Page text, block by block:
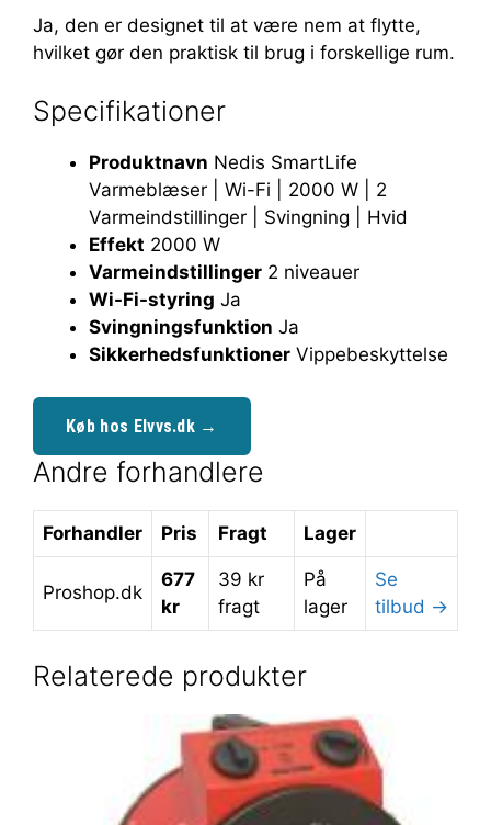
Ja, den er designet til at være nem at flytte,
hvilket gør den praktisk til brug i forskellige rum.
Specifikationer
Produktnavn Nedis SmartLife
Varmeblæser | Wi-Fi | 2000 W | 2
Varmeindstillinger | Svingning | Hvid
Effekt 2000 W
Varmeindstillinger 2 niveauer
Wi-Fi-styring Ja
Svingningsfunktion Ja
Sikkerhedsfunktioner Vippebeskyttelse
Køb hos Elvvs.dk →
Andre forhandlere
Forhandler Pris Fragt Lager
Proshop.dk
677
kr
39 kr
fragt
På
lager
Se
tilbud →
Relaterede produkter